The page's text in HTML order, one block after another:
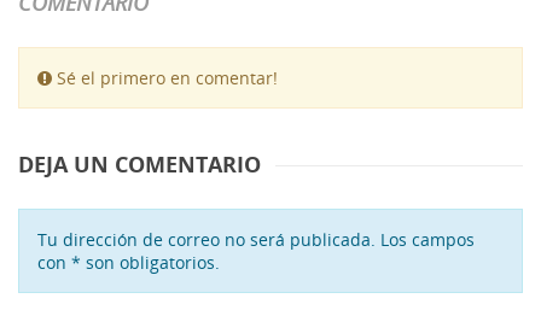
Sé el primero en comentar!
DEJA UN COMENTARIO
Tu dirección de correo no será publicada. Los campos
con * son obligatorios.